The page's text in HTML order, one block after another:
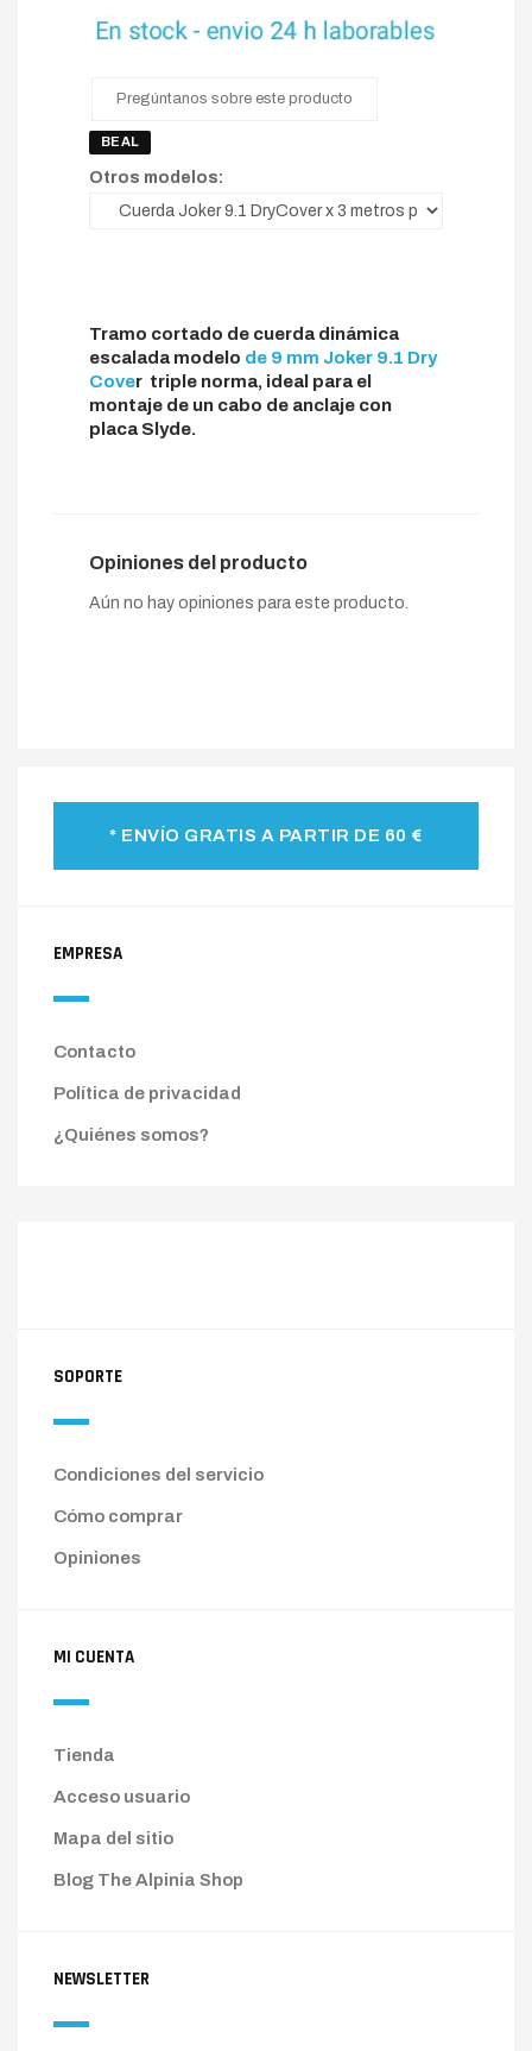
Pregúntanos sobre este producto
BEAL
Otros modelos:
Tramo cortado de cuerda dinámica
escalada modelo de 9 mm Joker 9.1 Dry
Cover triple norma, ideal para el
montaje de un cabo de anclaje con
placa Slyde.
Opiniones del producto
Aún no hay opiniones para este producto.
* ENVÍO GRATIS A PARTIR DE 60 €
EMPRESA
Contacto
Política de privacidad
¿Quiénes somos?
SOPORTE
Condiciones del servicio
Cómo comprar
Opiniones
MI CUENTA
Tienda
Acceso usuario
Mapa del sitio
Blog The Alpinia Shop
NEWSLETTER